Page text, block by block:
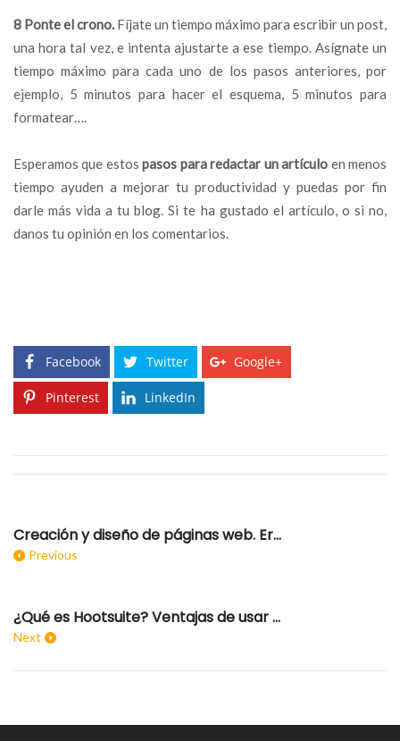
8 Ponte el crono. Fíjate un tiempo máximo para escribir un post,
una hora tal vez, e intenta ajustarte a ese tiempo. Asígnate un
tiempo máximo para cada uno de los pasos anteriores, por
ejemplo, 5 minutos para hacer el esquema, 5 minutos para
formatear….
Esperamos que estospasos para redactar un artículo en menos
tiempo ayuden a mejorar tu productividad y puedas por fin
darle más vida a tu blog. Si te ha gustado el artículo, o si no,
danos tu opinión en los comentarios.
Facebook Twitter Google+
Pinterest LinkedIn
Creación y diseño de páginas web. Errores a evitar
Previous
¿Qué es Hootsuite? Ventajas de usar Hootsuite en RR.SS
Next